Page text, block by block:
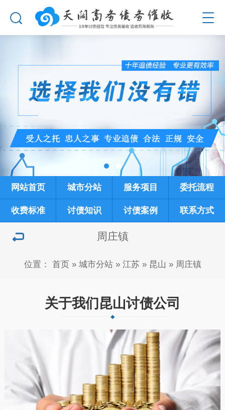
网站首页 城市分站 服务项目 委托流程
收费标准 讨债知识 讨债案例 联系方式
周庄镇
位置： 首页 » 城市分站» 江苏» 昆山 » 周庄镇
关于我们昆山讨债公司